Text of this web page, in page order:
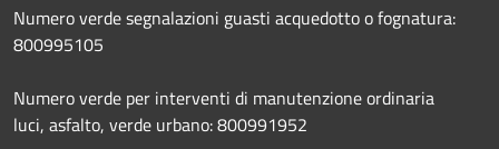
Numero verde segnalazioni guasti acquedotto o fognatura:
800995105
Numero verde per interventi di manutenzione ordinaria
luci, asfalto, verde urbano: 800991952